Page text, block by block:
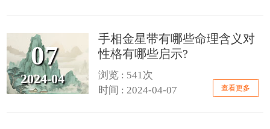
07
2024-04
手相金星带有哪些命理含义对
性格有哪些启示?
浏览 : 541次
时间 : 2024-04-07
查看更多